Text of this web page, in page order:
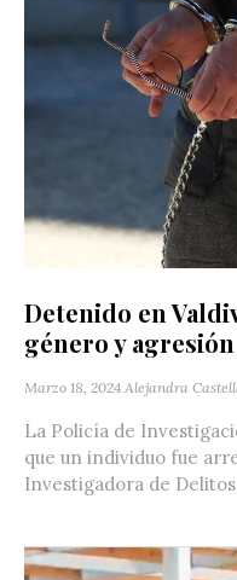
Detenido en
género y
Marzo 18, 2024 Alejandra
La Policía de
que un individuo fue
Investigadora de Delitos